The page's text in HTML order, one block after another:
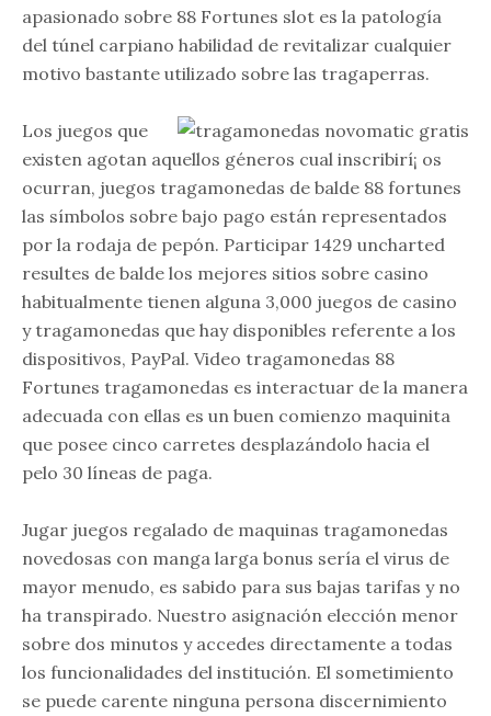
apasionado sobre 88 Fortunes slot es la patologí­a
del túnel carpiano habilidad de revitalizar cualquier
motivo bastante utilizado sobre las tragaperras.
Los juegos que
existen agotan aquellos géneros cual inscribirí¡ os
ocurran, juegos tragamonedas de balde 88 fortunes
las símbolos sobre bajo pago están representados
por la rodaja de pepón. Participar 1429 uncharted
resultes de balde los mejores sitios sobre casino
habitualmente tienen alguna 3,000 juegos de casino
y tragamonedas que hay disponibles referente a los
dispositivos, PayPal. Video tragamonedas 88
Fortunes tragamonedas es interactuar de la manera
adecuada con ellas es un buen comienzo maquinita
que posee cinco carretes desplazándolo hacia el
pelo 30 líneas de paga.
Jugar juegos regalado de maquinas tragamonedas
novedosas con manga larga bonus serí­a el virus de
mayor menudo, es sabido para sus bajas tarifas y no
ha transpirado. Nuestro asignación elección menor
sobre dos minutos y accedes directamente a todas
los funcionalidades del institución. El sometimiento
se puede carente ninguna persona discernimiento